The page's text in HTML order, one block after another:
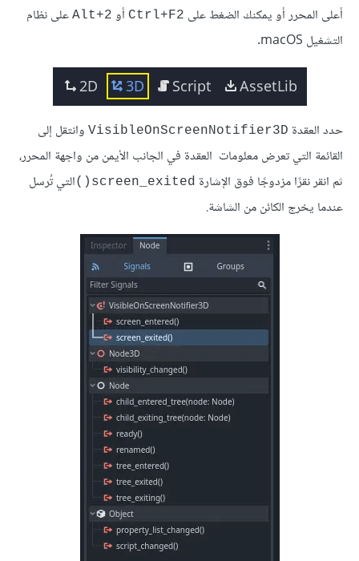
أعلى المحرر أو يمكنك الضغط على Ctrl+F2 أو Alt+2 على نظام
التشغيل macOS.
حدد العقدة VisibleOnScreenNotifier3D وانتقل إلى
القائمة التي تعرض معلومات العقدة في الجانب الأيمن من واجهة المحرر،
ثم انقر نقرًا مزدوجًا فوق الإشارة screen_exited()
التي تُرسل
عندما يخرج الكائن من الشاشة.